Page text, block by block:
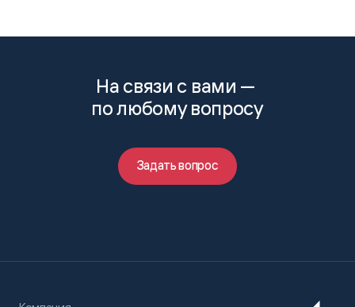
На связи с вами —
по любому вопросу
Задать вопрос